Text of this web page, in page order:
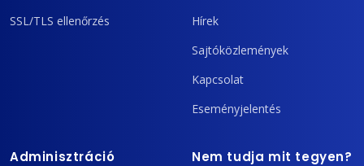
SSL/TLS ellenőrzés
Hírek
Sajtóközlemények
Kapcsolat
Eseményjelentés
Adminisztráció Nem tudja mit tegyen?